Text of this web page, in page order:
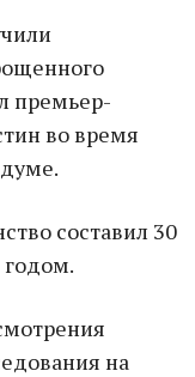
премьер-
во время
составил 30
годом.
на